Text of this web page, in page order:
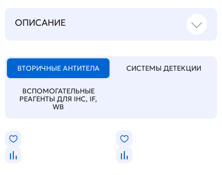
ОПИСАНИЕ
ВТОРИЧНЫЕ АНТИТЕЛА СИСТЕМЫ ДЕТЕКЦИИ
ВСПОМОГАТЕЛЬНЫЕ
РЕАГЕНТЫ ДЛЯ IHC, IF,
WB